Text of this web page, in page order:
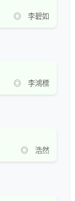
◎ 李碧如
◎ 李鴻標
◎ 浩然